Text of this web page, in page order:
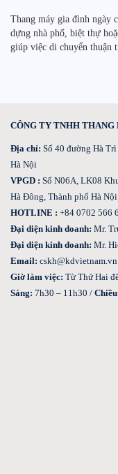
Thang máy gia đình ngày
dựng nhà phố, biệt thự
giúp việc di chuyển thuận
CÔNG TY TNHH
Địa chỉ: Số 40 đường Hà
Hà Nội
VPGD : Số N06A, LK08
Hà Đông, Thành phố Hà Nội
HOTLINE : +84 0702 566
Đại diện kinh doanh: Mr.
Đại diện kinh doanh: Mr.
Email: cskh@kdvietnam.vn
Giờ làm việc: Từ Thứ Hai
Sáng: 7h30 – 11h30 /